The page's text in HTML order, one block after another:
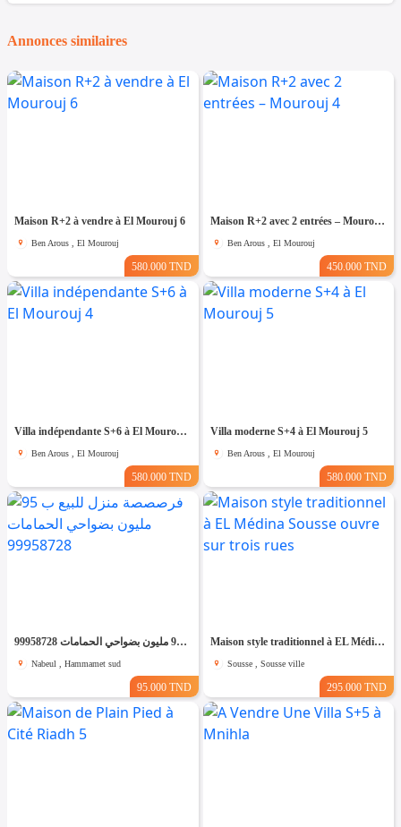
Annonces similaires
Maison R+2 à vendre à El Mourouj 6
Ben Arous , El Mourouj
580.000 TND
Maison R+2 avec 2 entrées – Mourouj 4
Ben Arous , El Mourouj
450.000 TND
Villa indépendante S+6 à El Mourouj 4
Ben Arous , El Mourouj
580.000 TND
Villa moderne S+4 à El Mourouj 5
Ben Arous , El Mourouj
580.000 TND
فرصصصة منزل للبيع ب 95 مليون بضواحي الحمامات 99958728
Nabeul , Hammamet sud
95.000 TND
Maison style traditionnel à EL Médina Sousse ouvre sur trois rues
Sousse , Sousse ville
295.000 TND